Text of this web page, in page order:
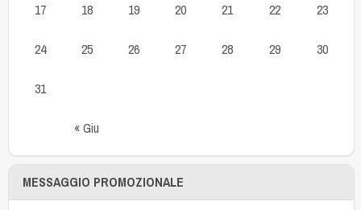
« Giu
17 18 19 20 21 22 23
24 25 26 27 28 29 30
31
MESSAGGIO PROMOZIONALE